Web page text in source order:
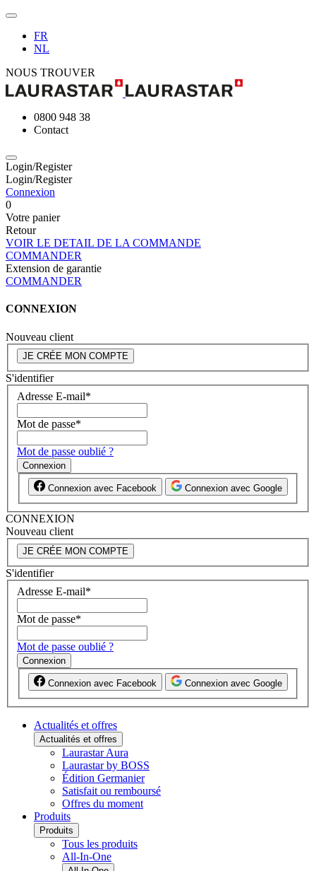
FR
NL
NOUS TROUVER
0800 948 38
Contact
Login/Register
Login/Register
Connexion
0
Votre panier
Retour
VOIR LE DETAIL DE LA COMMANDE
COMMANDER
Extension de garantie
COMMANDER
CONNEXION
Nouveau client
JE CRÉE MON COMPTE
S'identifier
Adresse E-mail*
Mot de passe*
Mot de passe oublié ?
Connexion
Connexion avec Facebook Connexion avec Google
CONNEXION
Nouveau client
JE CRÉE MON COMPTE
S'identifier
Adresse E-mail*
Mot de passe*
Mot de passe oublié ?
Connexion
Connexion avec Facebook Connexion avec Google
Actualités et offres
Actualités et offres
Laurastar Aura
Laurastar by BOSS
Édition Germanier
Satisfait ou remboursé
Offres du moment
Produits
Produits
Tous les produits
All-In-One